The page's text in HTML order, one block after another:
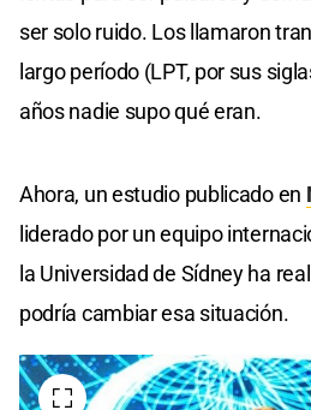
ser solo ruido. Los llamaron
largo período (LPT, por sus
años nadie supo qué eran.
Ahora, un estudio publicado en
liderado por un equipo
la Universidad de Sídney ha
podría cambiar esa situación.